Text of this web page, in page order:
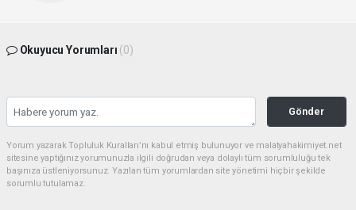
Okuyucu Yorumları (0)
Gönder
Yorum yazarak Topluluk Kuralları’nı kabul etmiş bulunuyor ve malatyahakimiyet.net
sitesine yaptığınız yorumunuzla ilgili doğrudan veya dolaylı tüm sorumluluğu tek
başınıza üstleniyorsunuz. Yazılan tüm yorumlardan site yönetimi hiçbir şekilde
sorumlu tutulamaz.